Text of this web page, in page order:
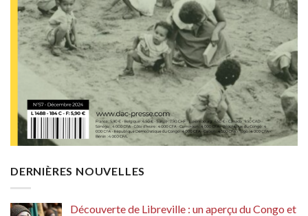
DERNIÈRES NOUVELLES
Découverte de Libreville : un aperçu du Congo et